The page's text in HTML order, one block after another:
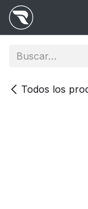
Ir al contenido
Todos los